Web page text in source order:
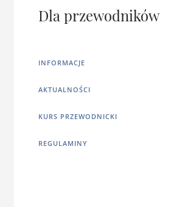
Dla przewodników
INFORMACJE
AKTUALNOŚCI
KURS PRZEWODNICKI
REGULAMINY